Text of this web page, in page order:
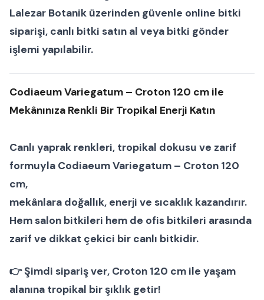
Lalezar Botanik üzerinden güvenle online bitki
siparişi, canlı bitki satın al veya bitki gönder
işlemi yapılabilir.
Codiaeum Variegatum – Croton 120 cm ile
Mekânınıza Renkli Bir Tropikal Enerji Katın
Canlı yaprak renkleri, tropikal dokusu ve zarif
formuyla Codiaeum Variegatum – Croton 120
cm,
mekânlara doğallık, enerji ve sıcaklık kazandırır.
Hemsalon bitkileri hem de ofis bitkileri arasında
zarif ve dikkat çekici bir canlı bitkidir.
👉Şimdi sipariş ver, Croton 120 cm ile yaşam
alanına tropikal bir şıklık getir!